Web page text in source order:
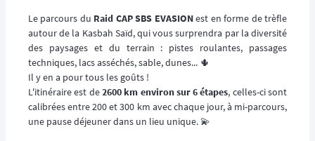
Le parcours du Raid CAP SBS EVASIONest en forme de trèfle
autour de la Kasbah Saïd, qui vous surprendra par la diversité
des paysages et du terrain : pistes roulantes, passages
techniques, lacs asséchés, sable, dunes... 🌵
Il y en a pour tous les goûts !
L'itinéraire est de2600 km environ sur 6 étapes, celles-ci sont
calibrées entre 200 et 300 km avec chaque jour, à mi-parcours,
une pause déjeuner dans un lieu unique. 💫